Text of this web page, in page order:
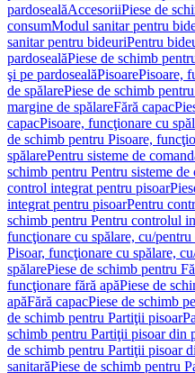
pardosealăAccesoriiPiese de
consumModul sanitar pentru
sanitar pentru bideuriPentru
pardosealăPiese de schimb
şi pe pardosealăPisoarePisoare,
de spălarePiese de schimb
margine de spălareFără capac
capacPisoare, funcţionare cu
de schimb pentru Pisoare,
spălarePentru sisteme de
schimb pentru Pentru sisteme de
control integrat pentru pisoar
integrat pentru pisoarPentru
schimb pentru Pentru controlul
funcţionare cu spălare, cu/
Pisoar, funcţionare cu spălare,
spălarePiese de schimb pentru
funcţionare fără apăPiese de
apăFără capacPiese de schimb
de schimb pentru Partiţii pisoar
schimb pentru Partiţii pisoar din
de schimb pentru Partiţii pisoar
sanitarăPiese de schimb pentru